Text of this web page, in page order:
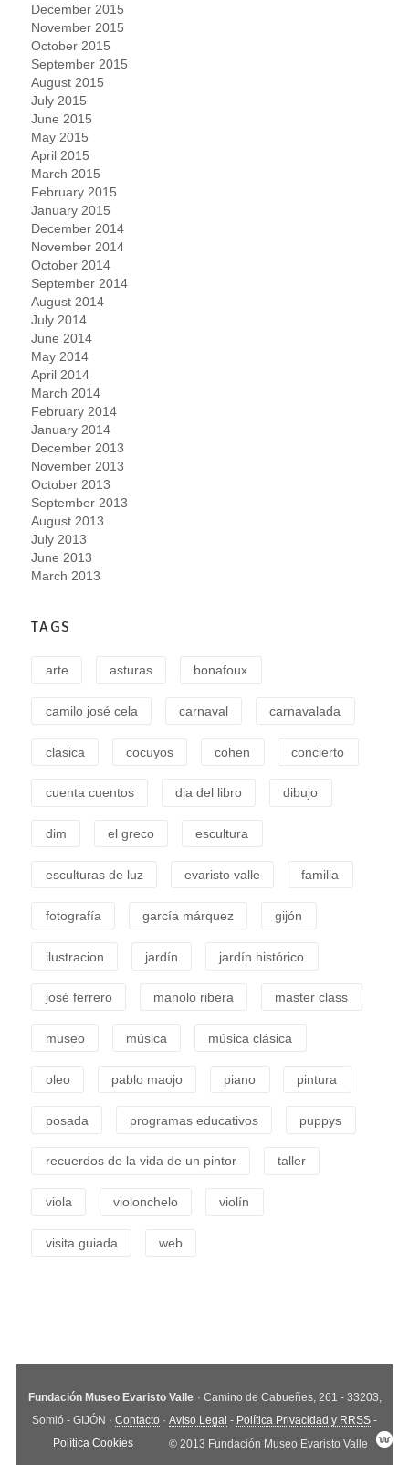
December 2015
November 2015
October 2015
September 2015
August 2015
July 2015
June 2015
May 2015
April 2015
March 2015
February 2015
January 2015
December 2014
November 2014
October 2014
September 2014
August 2014
July 2014
June 2014
May 2014
April 2014
March 2014
February 2014
January 2014
December 2013
November 2013
October 2013
September 2013
August 2013
July 2013
June 2013
March 2013
TAGS
arte asturas bonafoux
camilo josé cela carnaval carnavalada
clasica cocuyos cohen concierto
cuenta cuentos dia del libro dibujo
dim el greco escultura
esculturas de luz evaristo valle familia
fotografía garcía márquez gijón
ilustracion jardín jardín histórico
josé ferrero manolo ribera master class
museo música música clásica
oleo pablo maojo piano pintura
posada programas educativos puppys
recuerdos de la vida de un pintor taller
viola violonchelo violín
visita guiada web
Fundación Museo Evaristo Valle · Camino de Cabueñes, 261 - 33203,
Somió - GIJÓN · Contacto · Aviso Legal - Política Privacidad y RRSS -
Política Cookies © 2013 Fundación Museo Evaristo Valle |